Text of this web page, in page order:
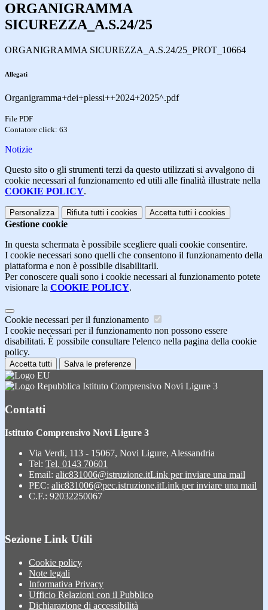
ORGANIGRAMMA
SICUREZZA_A.S.24/25
ORGANIGRAMMA SICUREZZA_A.S.24/25_PROT_10664
Allegati
Organigramma+dei+plessi++2024+2025^.pdf
File PDF
Contatore click: 63
Notizie
Questo sito o gli strumenti terzi da questo utilizzati si avvalgono di
cookie necessari al funzionamento ed utili alle finalità illustrate nella
COOKIE POLICY.
Personalizza Rifiuta tutti i cookies Accetta tutti i cookies
Gestione cookie
In questa schermata è possibile scegliere quali cookie consentire.
I cookie necessari sono quelli che consentono il funzionamento della
piattaforma e non è possibile disabilitarli.
Per conoscere quali sono i cookie necessari al funzionamento potete
visionare la COOKIE POLICY.
Cookie necessari per il funzionamento
I cookie necessari per il funzionamento non possono essere
disabilitati. È possibile consultare l'elenco nella pagina della cookie
policy.
Accetta tutti Salva le preferenze
Istituto Comprensivo Novi Ligure 3
Contatti
Istituto Comprensivo Novi Ligure 3
Via Verdi, 113 - 15067, Novi Ligure, Alessandria
Tel: Tel. 0143 70601
Email: alic831006@istruzione.itLink per inviare una mail
PEC: alic831006@pec.istruzione.itLink per inviare una mail
C.F.: 92032250067
Sezione Link Utili
Cookie policy
Note legali
Informativa Privacy
Ufficio Relazioni con il Pubblico
Dichiarazione di accessibilità